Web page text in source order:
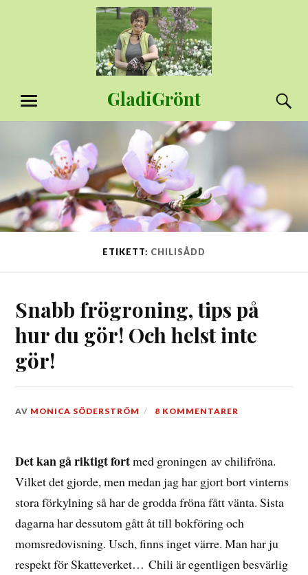
GladiGrönt
MENY
ETIKETT: CHILISÅDD
Snabb frögroning, tips på
hur du gör! Och helst inte
gör!
DEN
2017
AV MONICA SÖDERSTRÖM 8 KOMMENTARER
Det kan gå riktigt fortmed groningen av chilifröna.
Vilket det gjorde, men medan jag har gjort bort vinterns
stora förkylning så har de grodda fröna fått vänta. Sista
dagarna har dessutom gått åt till bokföring och
momsredovisning. Usch, finns inget värre. Man har ju
respekt för Skatteverket… Chili är egentligen besvärlig